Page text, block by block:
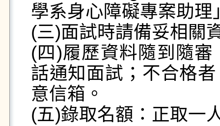
學系身心障礙專案助理
(三)面試時請備妥相關
(四)履歷資料隨到隨
話通知面試；不合格
意信箱。
(五)錄取名額：正取一